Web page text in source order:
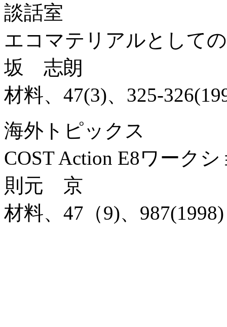
談話室
エコマテリアルとして
坂 志朗
材料、47(3)、325-
海外トピックス
COST Action E8ワーク
則元 京
材料、47（9)、987(1998)